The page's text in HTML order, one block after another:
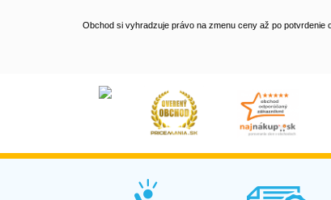
Obchod si vyhradzuje právo na zmenu ceny až po potvrdenie